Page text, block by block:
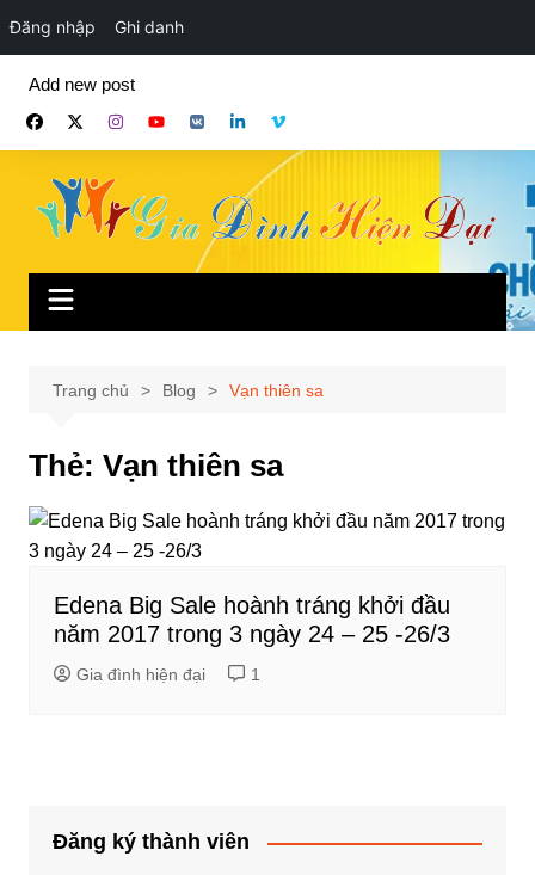
Đăng nhập Ghi danh
phần
Add new post
Trang chủ Blog Vạn thiên sa
Thẻ: Vạn thiên sa
Edena Big Sale hoành tráng khởi đầu
năm 2017 trong 3 ngày 24 – 25 -26/3
Gia đình hiện đại 1
Đăng ký thành viên